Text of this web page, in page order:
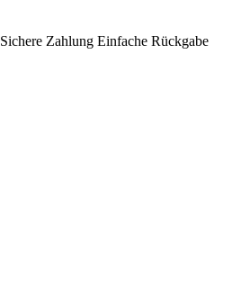
Sichere Zahlung Einfache Rückgabe